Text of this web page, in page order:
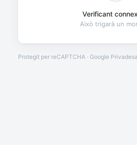
Verificant
Això trigarà un
Protegit per reCAPTCHA · Google Privadesa